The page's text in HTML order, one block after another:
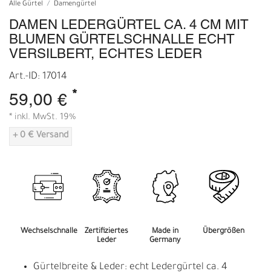
Alle Gürtel Damengürtel
DAMEN LEDERGÜRTEL CA. 4 CM MIT
BLUMEN GÜRTELSCHNALLE ECHT
VERSILBERT, ECHTES LEDER
Art.-ID: 17014
59,00 € *
* inkl. MwSt. 19%
+ 0 € Versand
Wechselschnalle
Zertifiziertes
Leder
Made in
Germany
Übergrößen
Gürtelbreite & Leder: echt Ledergürtel ca. 4